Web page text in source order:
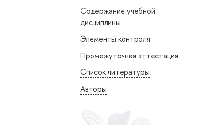
Содержание учебной
дисциплины
Элементы контроля
Промежуточная аттестация
Список литературы
Авторы